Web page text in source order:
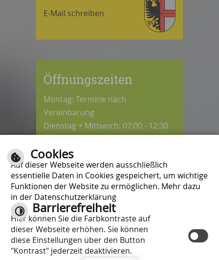
E-Mail schreiben
Öffnungszeiten
Montag: Termine nach
Vereinbarung
Dienstag + Mittwoch: 07:00 - 12:30
Donnerstag: 08:30 - 12:30 / 14:00 -
18:00 Uhr
Freitag: 07:00 - 12:00 Uhr
Kontrast
Inhalt|Impressum |Hilfe|
Datenschutzschutzerklärung|
Barrierefreiheit
Cookies
Auf dieser Webseite werden ausschließlich
essentielle Daten in Cookies gespeichert, um wichtige
Funktionen der Website zu ermöglichen. Mehr dazu
in der Datenschutzerklärung
Barrierefreiheit
Hier können Sie die Farbkontraste auf
dieser Webseite erhöhen. Sie können
diese Einstellungen über den Button
"Kontrast" jederzeit deaktivieren.